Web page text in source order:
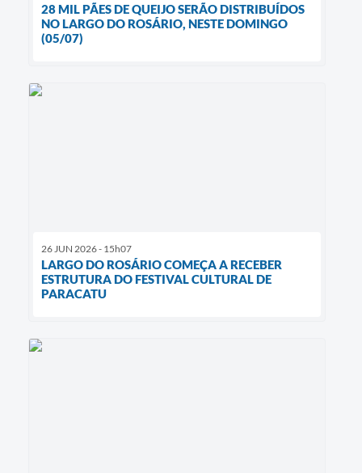
28 MIL PÃES DE QUEIJO SERÃO DISTRIBUÍDOS
NO LARGO DO ROSÁRIO, NESTE DOMINGO
(05/07)
26 JUN 2026 - 15h07
LARGO DO ROSÁRIO COMEÇA A RECEBER
ESTRUTURA DO FESTIVAL CULTURAL DE
PARACATU